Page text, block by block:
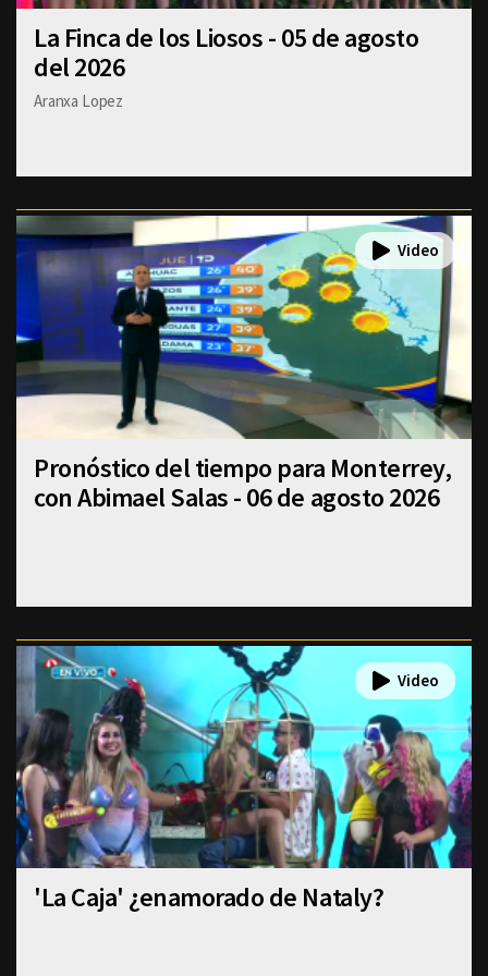
La Finca de los Liosos - 05 de agosto
del 2026
Aranxa Lopez
Pronóstico del tiempo para Monterrey,
con Abimael Salas - 06 de agosto 2026
'La Caja' ¿enamorado de Nataly?